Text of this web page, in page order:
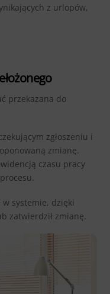
z urlopów,
przekazana do
zgłoszeniu i
zmianę.
czasu pracy
systemie, dzięki
zatwierdził zmianę.